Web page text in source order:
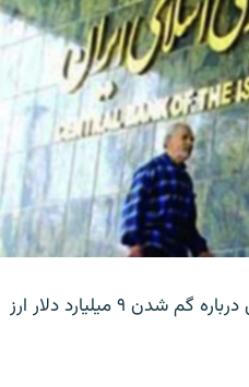
بانک مرکزی ایران روز جمعه با انتشار اطلاعیه‌ای، گفته‌های یک نماینده مجلس درباره گم شدن ۹ میلیارد دلار ارز